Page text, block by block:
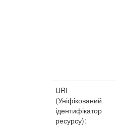
URI
(Уніфікований
ідентифікатор
ресурсу):